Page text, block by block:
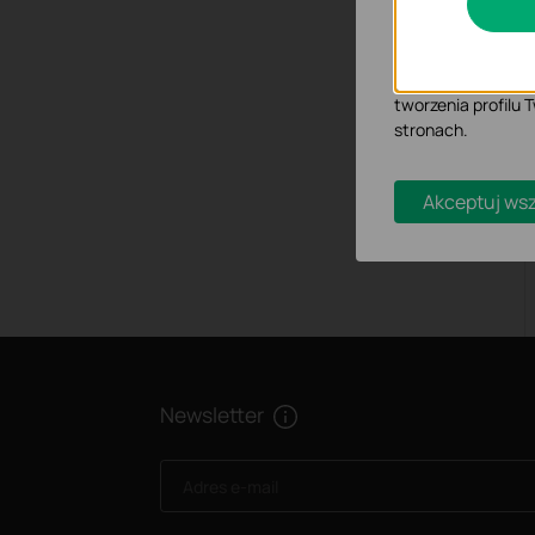
Newsletter
Analiza - Te pliki
tworzenia profilu
stronach.
Akceptuj